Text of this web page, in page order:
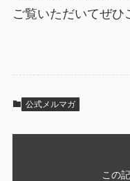
ご覧いただいてぜひ
公式メルマガ
この